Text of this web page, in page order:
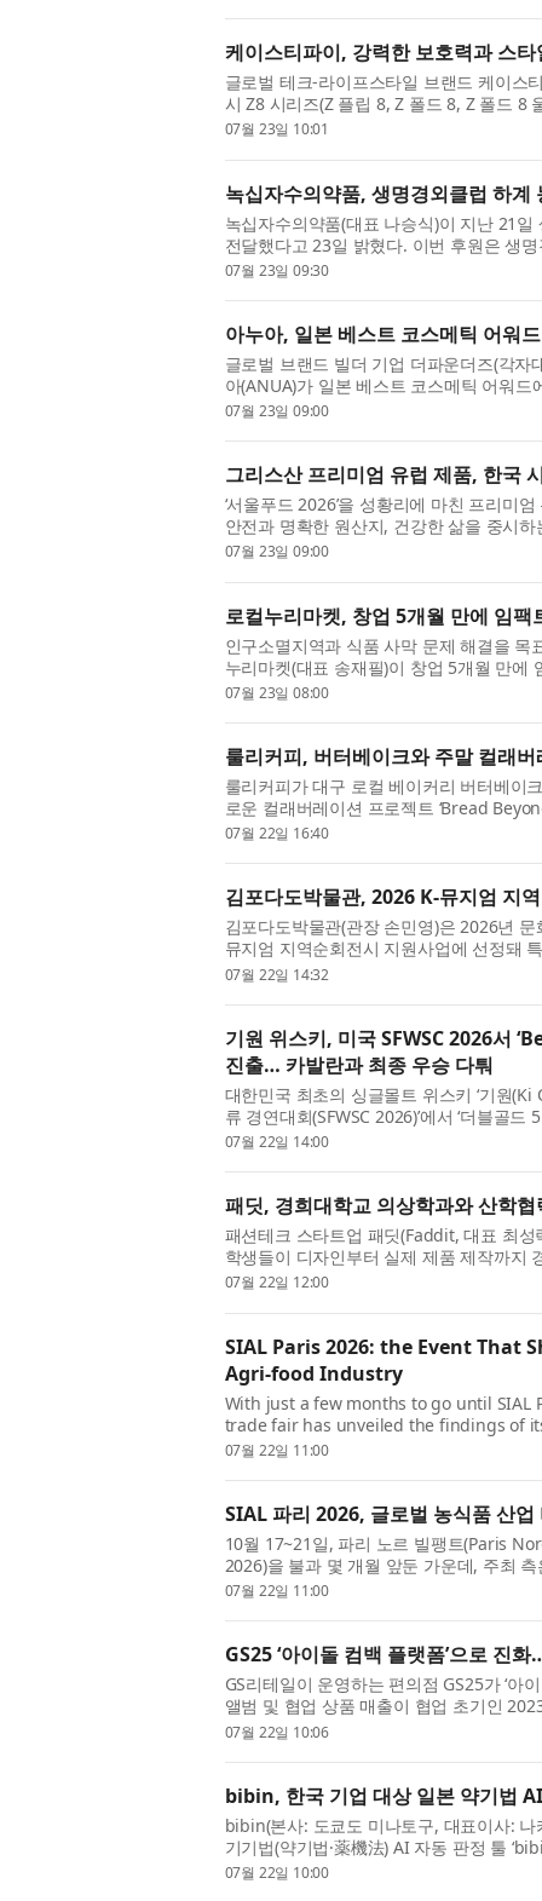
케이스티파이, 강력한 보호력과 스
글로벌 테크-라이프스타일 브랜드 케이스
시 Z8 시리즈(Z 플립 8, Z 폴드 8, Z 폴드 8
초로 공개하며 디자인...
07월 23일 10:01
녹십자수의약품, 생명경외클럽 하
녹십자수의약품(대표 나승식)이 지난 21
전달했다고 23일 밝혔다. 이번 후원은 생
결성면에서 진행하는 ...
07월 23일 09:30
아누아, 일본 베스트 코스메틱 어워
글로벌 브랜드 빌더 기업 더파운더즈(각
아(ANUA)가 일본 베스트 코스메틱 어워
입증했다. 이번 성과는...
07월 23일 09:00
그리스산 프리미엄 유럽 제품, 한국
‘서울푸드 2026’을 성황리에 마친 프리미
안전과 명확한 원산지, 건강한 삶을 중시
접어들었다. 그리스 ...
07월 23일 09:00
로컬누리마켓, 창업 5개월 만에 임
인구소멸지역과 식품 사막 문제 해결을
누리마켓(대표 송재필)이 창업 5개월 만에
명)로부터 3억원 규모의...
07월 23일 08:00
룰리커피, 버터베이크와 주말 컬래
룰리커피가 대구 로컬 베이커리 버터베이
로운 컬래버레이션 프로젝트 ‘Bread
룰리커피 가창점과 고모점...
07월 22일 16:40
김포다도박물관, 2026 K-뮤지엄 지
김포다도박물관(관장 손민영)은 2026년
뮤지엄 지역순회전시 지원사업에 선정돼
관(8월 7일~10월 5일)...
07월 22일 14:32
기원 위스키, 미국 SFWSC 2026서
진출… 카발란과 최종 우승 다퉈
대한민국 최초의 싱글몰트 위스키 ‘기원(Ki
류 경연대회(SFWSC 2026)’에서 ‘더블골
(Best of Class Finali...
07월 22일 14:00
패딧, 경희대학교 의상학과와 산학
패션테크 스타트업 패딧(Faddit, 대표 최
학생들이 디자인부터 실제 제품 제작까지
작했다고 밝혔다. 이번 ...
07월 22일 12:00
SIAL Paris 2026: the Event That
Agri-food Industry
With just a few months to go until SIAL
trade fair has unveiled the findings of
analysis identifying...
07월 22일 11:00
SIAL 파리 2026, 글로벌 농식품 산
10월 17~21일, 파리 노르 빌팽트(Paris
2026)을 불과 몇 개월 앞둔 가운데, 주최
가지 주요 트렌드를 ...
07월 22일 11:00
GS25 ‘아이돌 컴백 플랫폼’으로 진
GS리테일이 운영하는 편의점 GS25가 ‘아
앨범 및 협업 상품 매출이 협업 초기인
년 아이돌 앨범 판매에 ...
07월 22일 10:06
bibin, 한국 기업 대상 일본 약기법
bibin(본사: 도쿄도 미나토구, 대표이사:
기기법(약기법·薬機法) AI 자동 판정 툴
해 작성한 광고 ...
07월 22일 10:00